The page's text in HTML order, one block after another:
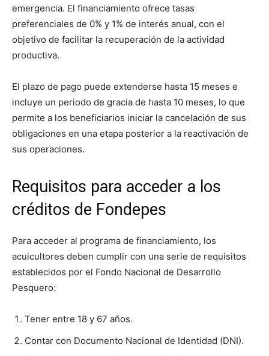
emergencia. El financiamiento ofrece tasas
preferenciales de 0% y 1% de interés anual, con el
objetivo de facilitar la recuperación de la actividad
productiva.
El plazo de pago puede extenderse hasta 15 meses e
incluye un periodo de gracia de hasta 10 meses, lo que
permite a los beneficiarios iniciar la cancelación de sus
obligaciones en una etapa posterior a la reactivación de
sus operaciones.
Requisitos para acceder a los
créditos de Fondepes
Para acceder al programa de financiamiento, los
acuicultores deben cumplir con una serie de requisitos
establecidos por el Fondo Nacional de Desarrollo
Pesquero:
Tener entre 18 y 67 años.
Contar con Documento Nacional de Identidad (DNI).